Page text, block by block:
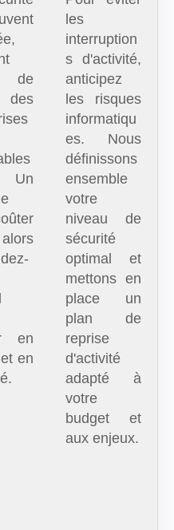
de
en
en
les
interruption
s d'activité,
anticipez
les risques
informatiqu
es. Nous
définissons
ensemble
votre
niveau de
sécurité
optimal et
mettons en
place un
plan de
reprise
d'activité
adapté à
votre
budget et
aux enjeux.